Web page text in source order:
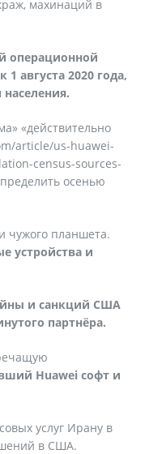
махинаций в
операционной
августа 2020 года,
«действительно
article/us-huawei-
census-sources-
осенью
чужого планшета.
устройства и
и санкций США
партнёра.
Huawei софт и
услуг Ирану в
в США.